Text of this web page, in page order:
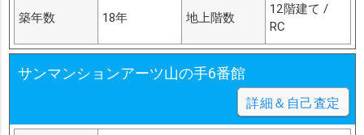
築年数 18年 地上階数
12階建て /
RC
サンマンションアーツ山の手6番館
詳細＆自己査定